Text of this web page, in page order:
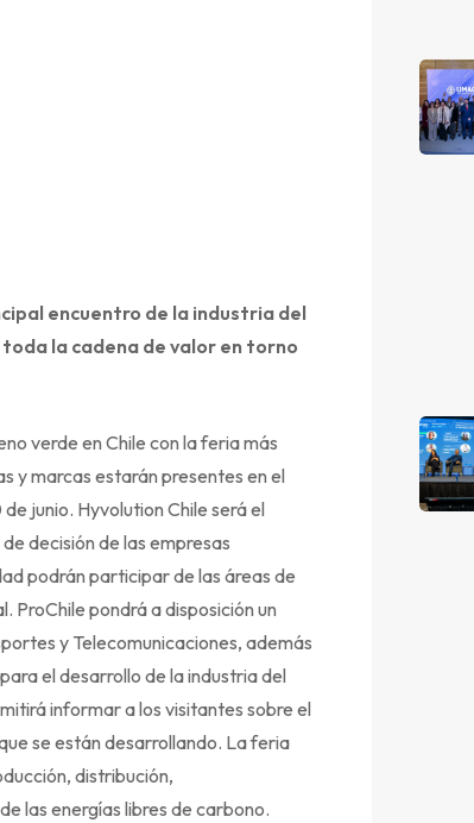
encuentro de la industria del
la cadena de valor en torno
verde en Chile con la feria más
y marcas estarán presentes en el
junio. Hyvolution Chile será el
decisión de las empresas
podrán participar de las áreas de
ProChile pondrá a disposición un
y Telecomunicaciones, además
el desarrollo de la industria del
informar a los visitantes sobre el
se están desarrollando. La feria
distribución,
las energías libres de carbono.